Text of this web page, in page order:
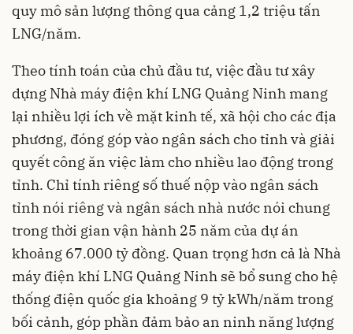
quy mô sản lượng thông qua cảng 1,2 triệu tấn
LNG/năm.
Theo tính toán của chủ đầu tư, việc đầu tư xây
dựng Nhà máy điện khí LNG Quảng Ninh mang
lại nhiều lợi ích về mặt kinh tế, xã hội cho các địa
phương, đóng góp vào ngân sách cho tỉnh và giải
quyết công ăn việc làm cho nhiều lao động trong
tỉnh. Chỉ tính riêng số thuế nộp vào ngân sách
tỉnh nói riêng và ngân sách nhà nước nói chung
trong thời gian vận hành 25 năm của dự án
khoảng 67.000 tỷ đồng. Quan trọng hơn cả là Nhà
máy điện khí LNG Quảng Ninh sẽ bổ sung cho hệ
thống điện quốc gia khoảng 9 tỷ kWh/năm trong
bối cảnh, góp phần đảm bảo an ninh năng lượng